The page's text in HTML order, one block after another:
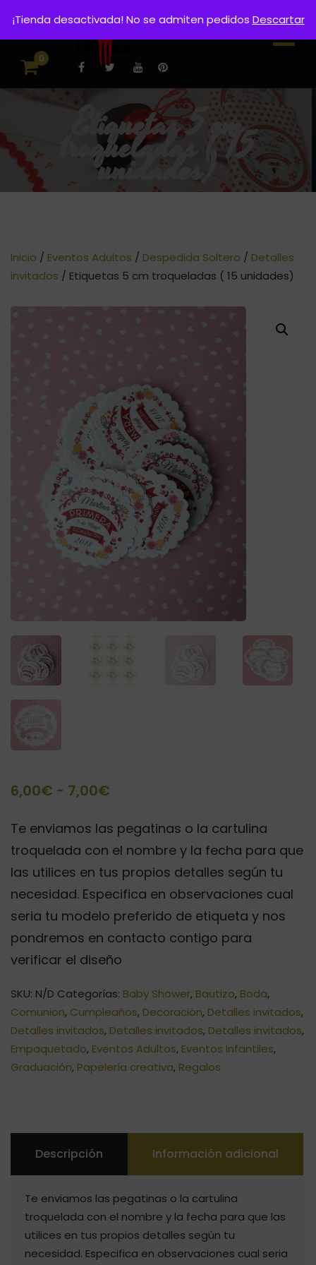
0
Etiquetas 5 cm
troqueladas ( 15
unidades)
Inicio / Eventos Adultos / Despedida Soltero / Detalles
invitados / Etiquetas 5 cm troqueladas ( 15 unidades)
6,00€ - 7,00€
precios:
desde
6,00€
hasta
7,00€
Te enviamos las pegatinas o la cartulina
troquelada con el nombre y la fecha para que
las utilices en tus propios detalles según tu
necesidad. Especifica en observaciones cual
seria tu modelo preferido de etiqueta y nos
pondremos en contacto contigo para
verificar el diseño
SKU: N/D Categorías: Baby Shower, Bautizo, Boda,
Comunion, Cumpleaños, Decoración, Detalles invitados,
Detalles invitados, Detalles invitados, Detalles invitados,
Empaquetado, Eventos Adultos, Eventos Infantiles,
Graduación, Papelería creativa, Regalos
Descripción Información adicional
Te enviamos las pegatinas o la cartulina
troquelada con el nombre y la fecha para que las
utilices en tus propios detalles según tu
necesidad. Especifica en observaciones cual seria
¡Tienda desactivada! No se admiten pedidos Descartar